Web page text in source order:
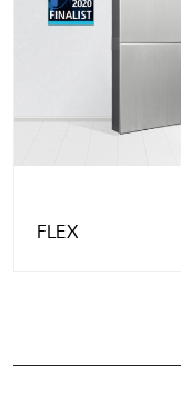
FLEX